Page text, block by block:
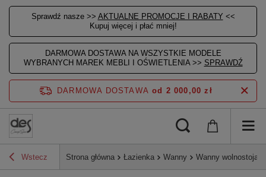
Sprawdź nasze >> AKTUALNE PROMOCJE I RABATY <<
Kupuj więcej i płać mniej!
DARMOWA DOSTAWA NA WSZYSTKIE MODELE
WYBRANYCH MAREK MEBLI I OŚWIETLENIA >> SPRAWDŹ
DARMOWA DOSTAWA od 2 000,00 zł
Wstecz Strona główna Łazienka Wanny Wanny